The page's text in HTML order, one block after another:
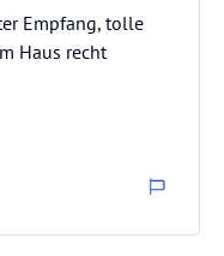
Empfang, tolle
Haus recht